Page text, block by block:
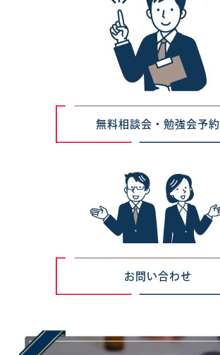
無料相談会・勉強会予約
お問い合わせ